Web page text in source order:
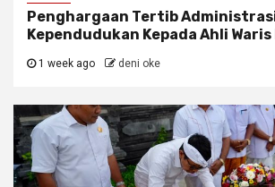
Penghargaan Tertib
Kependudukan Kepada Ahli
1 week ago deni oke